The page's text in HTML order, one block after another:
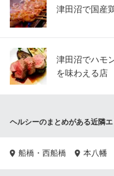
津田沼で国産
津田沼でハモ
を味わえる店
ヘルシーのまとめがある近隣
船橋・西船橋 本八幡